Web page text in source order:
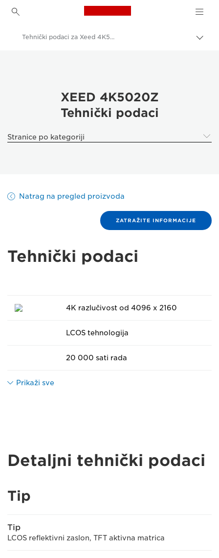
Canon Logo, back to
Poslovni proizvodi
Tehnički podaci za Xeed 4K5020Z
XEED 4K5020Z
Tehnički podaci
Stranice po kategoriji
Natrag na pregled proizvoda
ZATRAŽITE INFORMACIJE
Tehnički podaci
4K razlučivost od 4096 x 2160
LCOS tehnologija
20 000 sati rada
Prikaži sve
Detaljni tehnički podaci
Tip
Tip
LCOS reflektivni zaslon, TFT aktivna matrica